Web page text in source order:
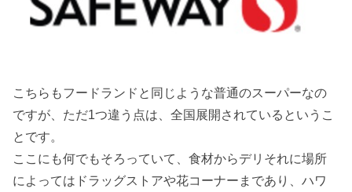
こちらもフードランドと同じような普通のスーパーなの
ですが、ただ1つ違う点は、全国展開されているというこ
とです。
ここにも何でもそろっていて、食材からデリそれに場所
によってはドラッグストアや花コーナーまであり、ハワ